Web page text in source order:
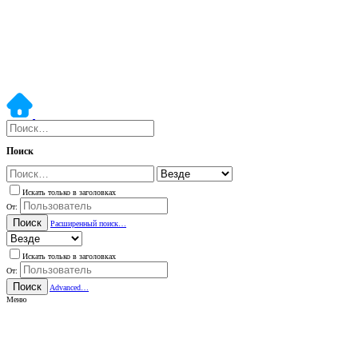
Поиск
Искать только в заголовках
От:
Поиск Расширенный поиск…
Искать только в заголовках
От:
Поиск
Advanced…
Меню